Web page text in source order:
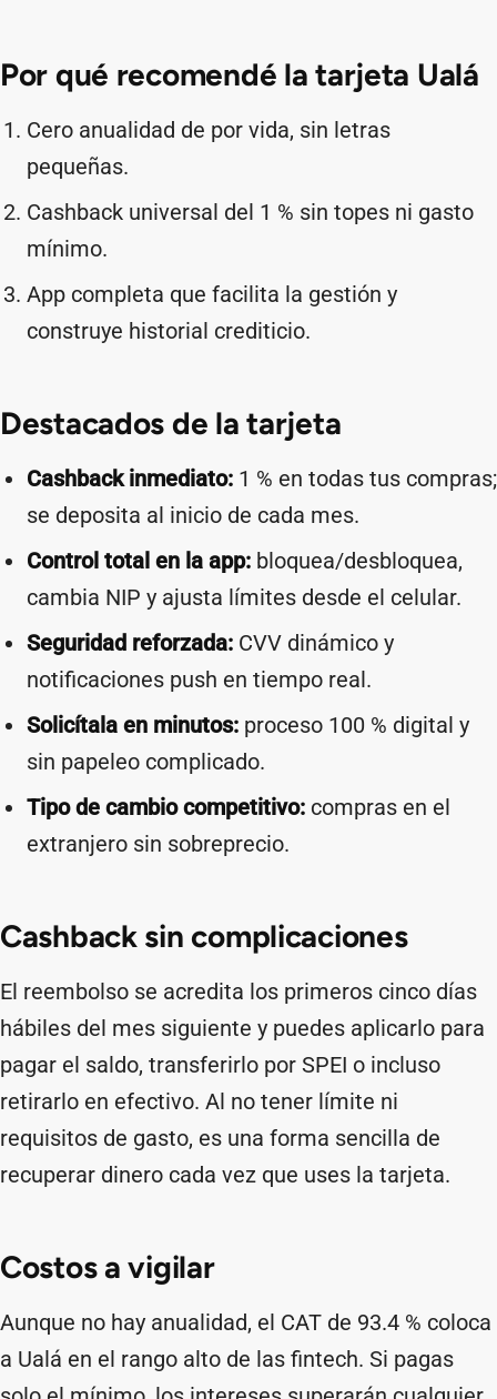
Por qué recomendé la tarjeta Ualá
Cero anualidad de por vida, sin letras
pequeñas.
Cashback universal del 1 % sin topes ni gasto
mínimo.
App completa que facilita la gestión y
construye historial crediticio.
Destacados de la tarjeta
Cashback inmediato: 1 % en todas tus compras;
se deposita al inicio de cada mes.
Control total en la app: bloquea/desbloquea,
cambia NIP y ajusta límites desde el celular.
Seguridad reforzada: CVV dinámico y
notificaciones push en tiempo real.
Solicítala en minutos: proceso 100 % digital y
sin papeleo complicado.
Tipo de cambio competitivo: compras en el
extranjero sin sobreprecio.
Cashback sin complicaciones
El reembolso se acredita los primeros cinco días
hábiles del mes siguiente y puedes aplicarlo para
pagar el saldo, transferirlo por SPEI o incluso
retirarlo en efectivo. Al no tener límite ni
requisitos de gasto, es una forma sencilla de
recuperar dinero cada vez que uses la tarjeta.
Costos a vigilar
Aunque no hay anualidad, el CAT de 93.4 % coloca
a Ualá en el rango alto de las fintech. Si pagas